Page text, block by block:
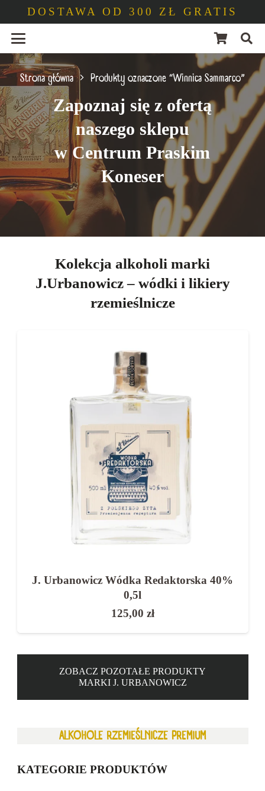
DOSTAWA OD 300 ZŁ GRATIS
Strona główna Produkty oznaczone “Winnica Sammarco”
Zapoznaj się z ofertą
naszego sklepu
w Centrum Praskim
Koneser
Kolekcja alkoholi marki
J.Urbanowicz – wódki i likiery
rzemieślnicze
J. Urbanowicz Wódka Redaktorska 40%
0,5l
125,00 zł
ZOBACZ POZOTAŁE PRODUKTY
MARKI J. URBANOWICZ
ALKOHOLE RZEMIEŚLNICZE PREMIUM
KATEGORIE PRODUKTÓW